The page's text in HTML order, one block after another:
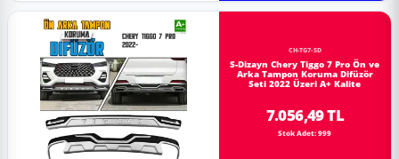
CH-TG7-SD
S-Dizayn Chery Tiggo 7 Pro Ön ve
Arka Tampon Koruma Difüzör
Seti 2022 Üzeri A+ Kalite
7.056,49 TL
Stok Adet: 999